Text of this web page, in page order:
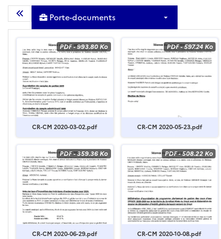
Masquer la liste des documents
Porte-documents
PDF-993.80 Ko
CR-CM 2020-03-02.pdf
PDF-597.24 Ko
CR-CM 2020-05-23.pdf
PDF-359.36 Ko
CR-CM 2020-06-29.pdf
PDF-508.22 Ko
CR-CM 2020-10-08.pdf